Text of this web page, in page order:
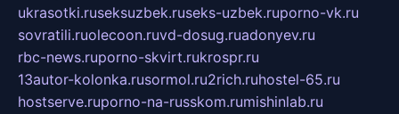
ukrasotki.ruseksuzbek.ruseks-uzbek.ruporno-vk.ru
sovratili.ruolecoon.ruvd-dosug.ruadonyev.ru
rbc-news.ruporno-skvirt.rukrospr.ru
13autor-kolonka.rusormol.ru2rich.ruhostel-65.ru
hostserve.ruporno-na-russkom.rumishinlab.ru